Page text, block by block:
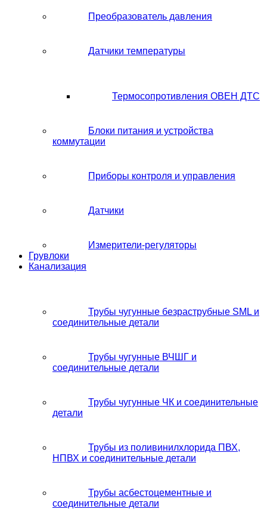
Преобразователь давления
Датчики температуры
Термосопротивления ОВЕН ДТС
Блоки питания и устройства
коммутации
Приборы контроля и управления
Датчики
Измерители-регуляторы
Грувлоки
Канализация
Трубы чугунные безраструбные SML и
соединительные детали
Трубы чугунные ВЧШГ и
соединительные детали
Трубы чугунные ЧК и соединительные
детали
Трубы из поливинилхлорида ПВХ,
НПВХ и соединительные детали
Трубы асбестоцементные и
соединительные детали